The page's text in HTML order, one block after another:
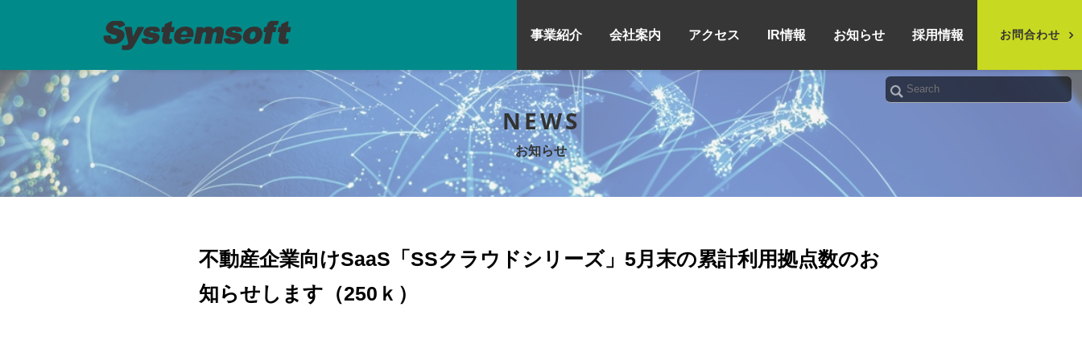
事業紹介 会社案内 アクセス IR情報 お知らせ 採用情報 お問合わせ
NEWS
お知らせ
不動産企業向けSaaS「SSクラウドシリーズ」5月末の累計利用拠点数のお
知らせします（250ｋ）